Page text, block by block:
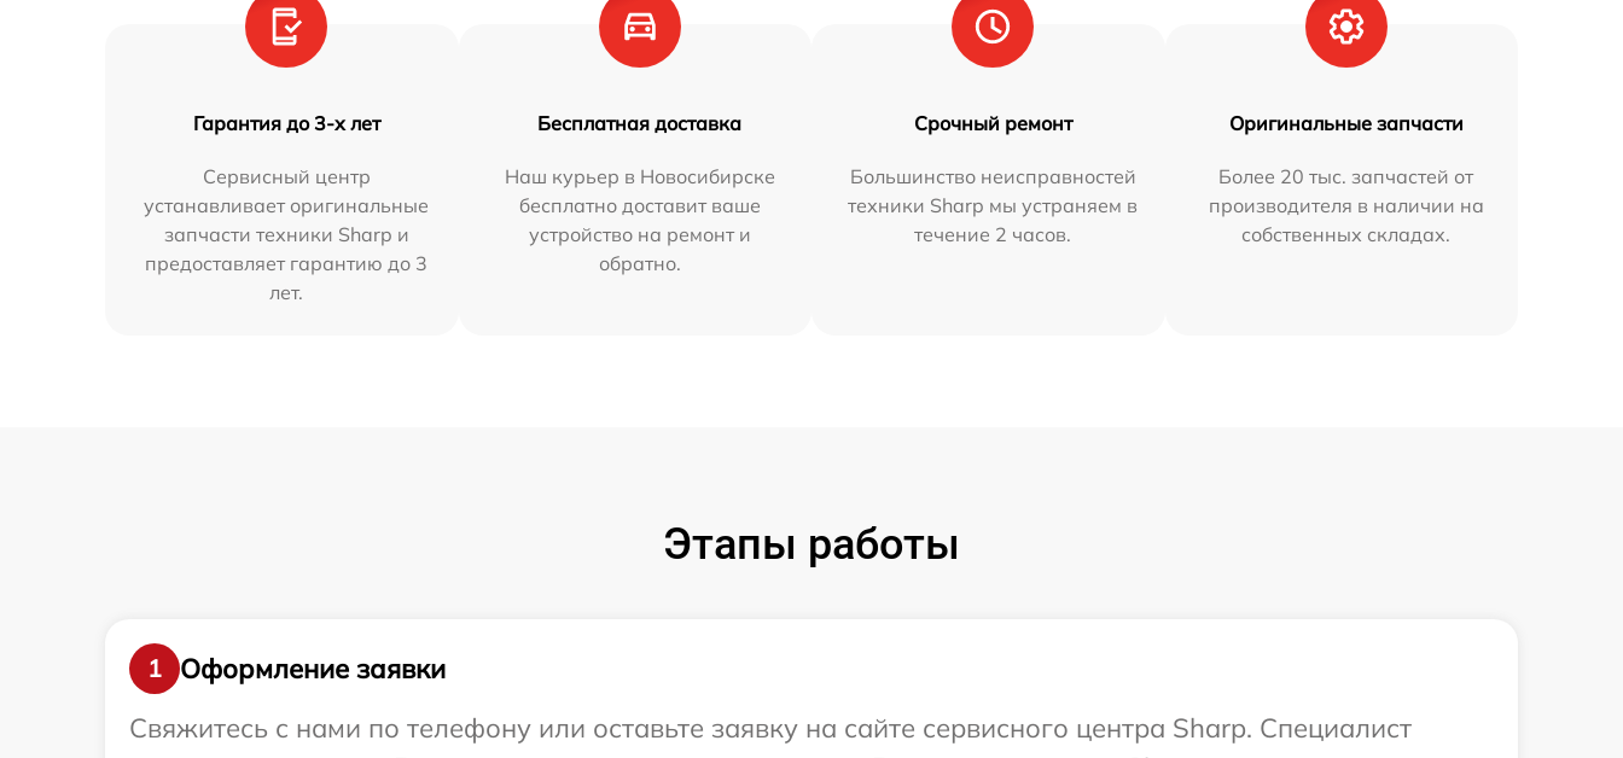
Гарантия до 3-х лет
Сервисный центр
устанавливает оригинальные
запчасти техники Sharp и
предоставляет гарантию до 3
лет.
Бесплатная доставка
Наш курьер в Новосибирске
бесплатно доставит ваше
устройство на ремонт и
обратно.
Срочный ремонт
Большинство неисправностей
техники Sharp мы устраняем в
течение 2 часов.
Оригинальные запчасти
Более 20 тыс. запчастей от
производителя в наличии на
собственных складах.
Этапы работы
1
Оформление заявки
Свяжитесь с нами по телефону или оставьте заявку на сайте сервисного центра Sharp. Специалист